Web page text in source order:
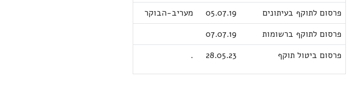
פרסום לתוקף בעיתונים
05.07.19
מעריב-הבוקר
פרסום לתוקף ברשומות
07.07.19
פרסום ביטול תוקף
28.05.23
.